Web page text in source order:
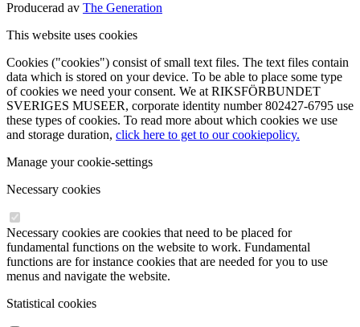
Producerad av The Generation
This website uses cookies
Cookies ("cookies") consist of small text files. The text files contain
data which is stored on your device. To be able to place some type
of cookies we need your consent. We at RIKSFÖRBUNDET
SVERIGES MUSEER, corporate identity number 802427-6795 use
these types of cookies. To read more about which cookies we use
and storage duration, click here to get to our cookiepolicy.
Manage your cookie-settings
Necessary cookies
Necessary cookies are cookies that need to be placed for
fundamental functions on the website to work. Fundamental
functions are for instance cookies that are needed for you to use
menus and navigate the website.
Statistical cookies